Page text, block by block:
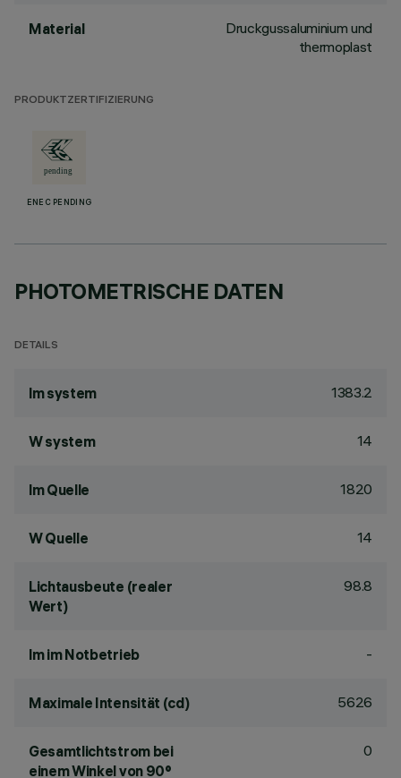
Material
Druckgussaluminium und
thermoplast
PRODUKTZERTIFIZIERUNG
ENEC PENDING
PHOTOMETRISCHE DATEN
DETAILS
lm system 1383.2
W system 14
lm Quelle 1820
W Quelle 14
Lichtausbeute (realer
Wert)
98.8
lm im Notbetrieb -
Maximale Intensität (cd) 5626
Gesamtlichtstrom bei
einem Winkel von 90°
0